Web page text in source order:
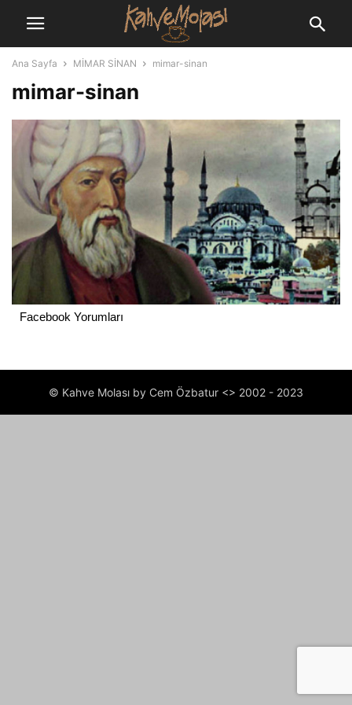
Ana Sayfa MİMAR SİNAN mimar-sinan
mimar-sinan
Facebook Yorumları
© Kahve Molası by Cem Özbatur <> 2002 - 2023